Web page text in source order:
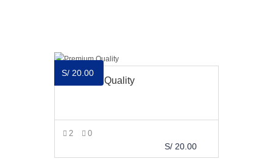
S/ 20.00
Premium Quality
2 0
S/ 20.00